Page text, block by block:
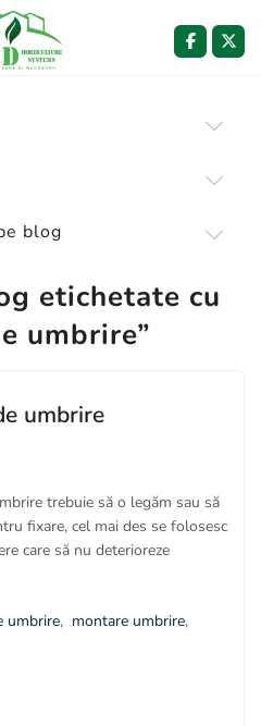
blog
etichetate cu
umbrire”
umbrire
trebuie să o legăm sau să
fixare, cel mai des se folosesc
care să nu deterioreze
umbrire, montare umbrire,